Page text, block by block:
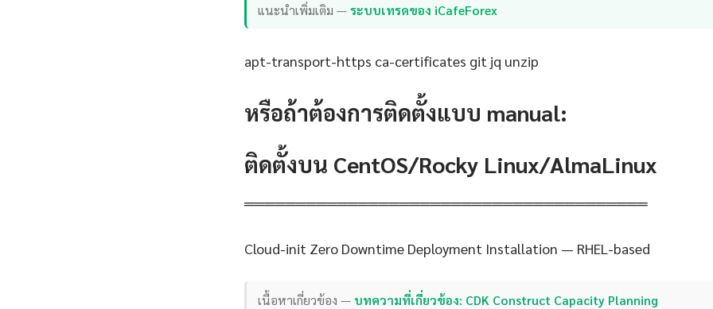
แนะนำเพิ่มเติม —ระบบเทรดของ iCafeForex
apt-transport-https ca-certificates git jq unzip
หรือถ้าต้องการติดตั้งแบบ manual:
ติดตั้งบน CentOS/Rocky Linux/AlmaLinux
═══════════════════════════════════════
Cloud-init Zero Downtime Deployment Installation — RHEL-based
เนื้อหาเกี่ยวข้อง — บทความที่เกี่ยวข้อง: CDK Construct Capacity Planning